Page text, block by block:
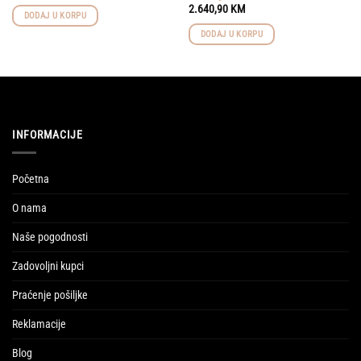
DODAJ U KORPU
2.640,90 KM
DODAJ U KORPU
INFORMACIJE
Početna
O nama
Naše pogodnosti
Zadovoljni kupci
Praćenje pošiljke
Reklamacije
Blog